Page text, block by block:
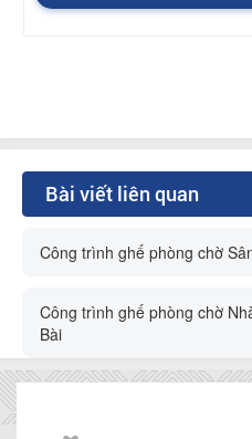
Bài viết liên quan
Công trình ghế phòng chờ
Công trình ghế phòng chờ
Bài